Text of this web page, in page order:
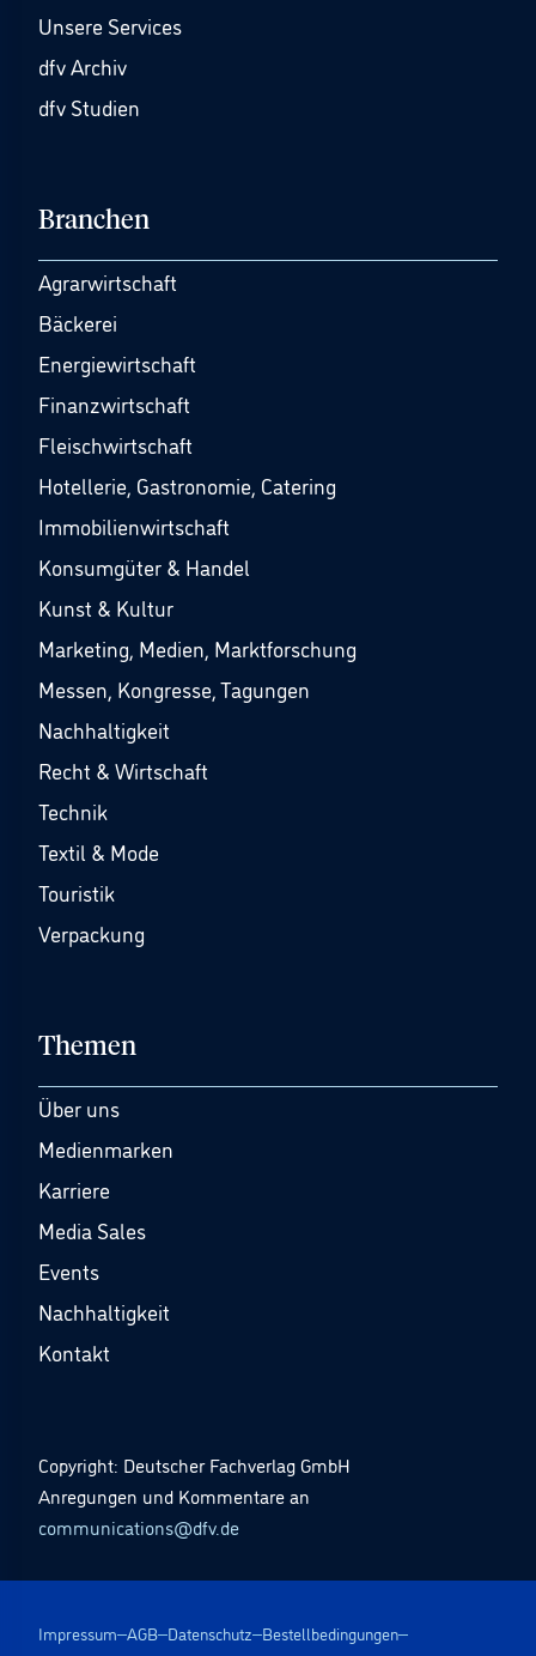
Unsere Services
dfv Archiv
dfv Studien
Branchen
Agrarwirtschaft
Bäckerei
Energiewirtschaft
Finanzwirtschaft
Fleischwirtschaft
Hotellerie, Gastronomie, Catering
Immobilienwirtschaft
Konsumgüter & Handel
Kunst & Kultur
Marketing, Medien, Marktforschung
Messen, Kongresse, Tagungen
Nachhaltigkeit
Recht & Wirtschaft
Technik
Textil & Mode
Touristik
Verpackung
Themen
Über uns
Medienmarken
Karriere
Media Sales
Events
Nachhaltigkeit
Kontakt
Copyright: Deutscher Fachverlag GmbH
Anregungen und Kommentare an
communications@dfv.de
Impressum AGB Datenschutz Bestellbedingungen